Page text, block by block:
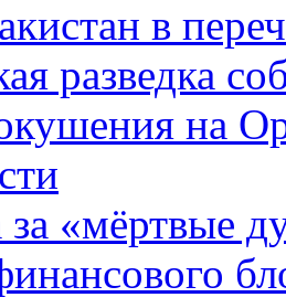
в
разведка
на
за «мёртвые